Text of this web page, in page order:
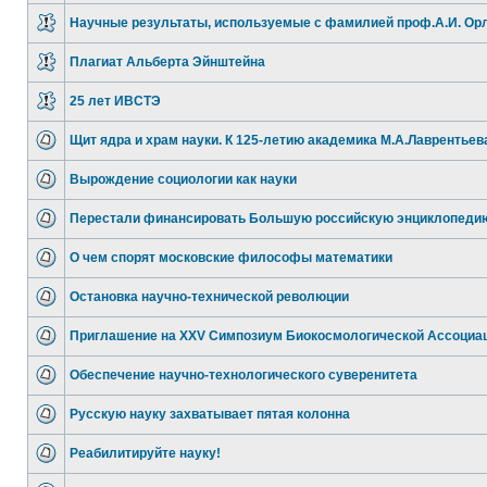
Научные результаты, используемые с фамилией проф.А.И.
Плагиат Альберта Эйнштейна
25 лет ИВСТЭ
Щит ядра и храм науки. К 125-летию академика
Вырождение социологии как науки
Перестали финансировать Большую российскую
О чем спорят московские философы математики
Остановка научно-технической революции
Приглашение на XXV Симпозиум Биокосмологической
Обеспечение научно-технологического суверенитета
Русскую науку захватывает пятая колонна
Реабилитируйте науку!